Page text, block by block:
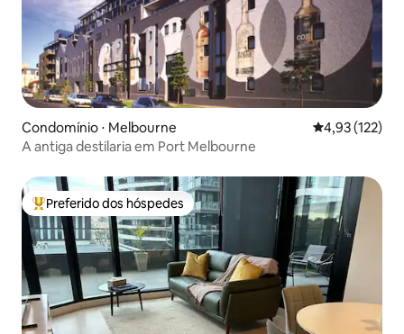
Condomínio ⋅ Melbourne 4,93 de uma
4,93 (122)
A antiga destilaria em Port Melbourne
Entre os melhores preferidos dos hóspedes
Preferido dos hóspedes